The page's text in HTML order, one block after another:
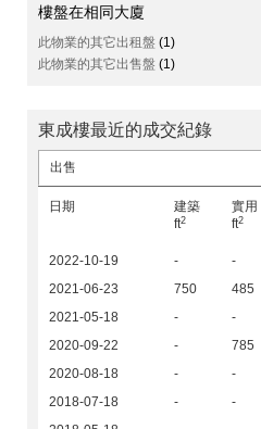
樓盤在相同大廈
此物業的其它出租盤 (1)
此物業的其它出售盤 (1)
東成樓最近的成交紀錄
出售
日期
建築
ft2
實用
ft2
2022-10-19 - -
2021-06-23
750 485
2021-05-18
- -
2020-09-22
- 785
2020-08-18
- -
2018-07-18
- -